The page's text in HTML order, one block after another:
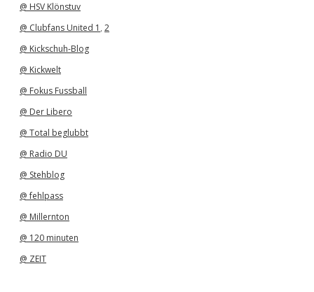
@ HSV Klönstuv
@ Clubfans United 1 , 2
@ Kickschuh-Blog
@ Kickwelt
@ Fokus Fussball
@ Der Libero
@ Total beglubbt
@ Radio DU
@ Stehblog
@ fehlpass
@ Millernton
@ 120 minuten
@ ZEIT